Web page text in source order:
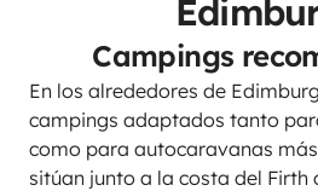
Campings
En los alrededores de
campings adaptados tanto
como para autocaravanas
sitúan junto a la costa del Firth